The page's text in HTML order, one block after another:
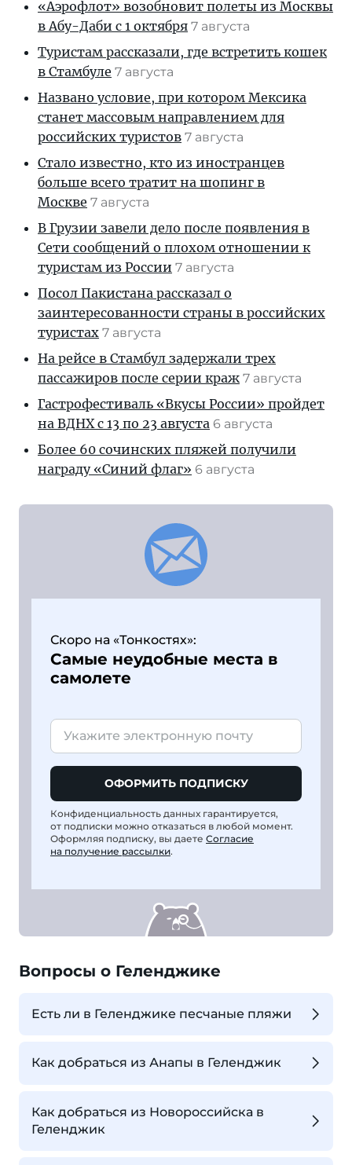
«Аэрофлот» возобновит полеты из Москвы
в Абу-Даби с 1 октября 7 августа
Туристам рассказали, где встретить кошек
в Стамбуле 7 августа
Названо условие, при котором Мексика
станет массовым направлением для
российских туристов 7 августа
Стало известно, кто из иностранцев
больше всего тратит на шопинг в
Москве 7 августа
В Грузии завели дело после появления в
Сети сообщений о плохом отношении к
туристам из России 7 августа
Посол Пакистана рассказал о
заинтересованности страны в российских
туристах 7 августа
На рейсе в Стамбул задержали трех
пассажиров после серии краж 7 августа
Гастрофестиваль «Вкусы России» пройдет
на ВДНХ с 13 по 23 августа 6 августа
Более 60 сочинских пляжей получили
награду «Синий флаг» 6 августа
Скоро на «Тонкостях»:
Самые неудобные места в
самолете
ОФОРМИТЬ ПОДПИСКУ
Конфиденциальность данных гарантируется,
от подписки можно отказаться в любой момент.
Оформляя подписку, вы даете Согласие
на получение рассылки.
Вопросы о Геленджике
Есть ли в Геленджике песчаные пляжи
Как добраться из Анапы в Геленджик
Как добраться из Новороссийска в
Геленджик